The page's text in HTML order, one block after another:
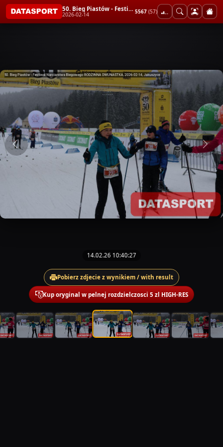
50. Bieg Piastów - Festiwal Narciarstwa Biegowego RODZINNA DWUNASTKA
2026-02-14 5567 (57)
14.02.26 10:40:27
Pobierz zdjecie z wynikiem / with result
Kup oryginal w pelnej rozdzielczosci 5 zl HIGH-RES